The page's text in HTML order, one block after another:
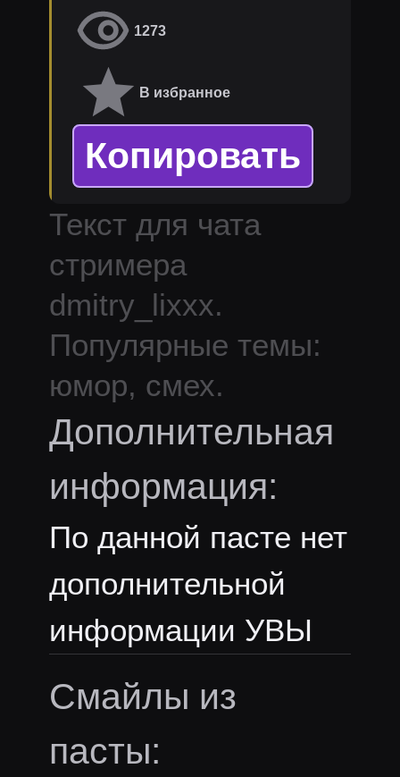
1273
В избранное
Копировать
Текст для чата
стримера
dmitry_lixxx.
Популярные темы:
юмор, смех.
Дополнительная
информация:
По данной пасте нет
дополнительной
информации УВЫ
Смайлы из
пасты: